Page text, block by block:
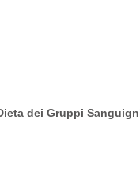
dei Gruppi